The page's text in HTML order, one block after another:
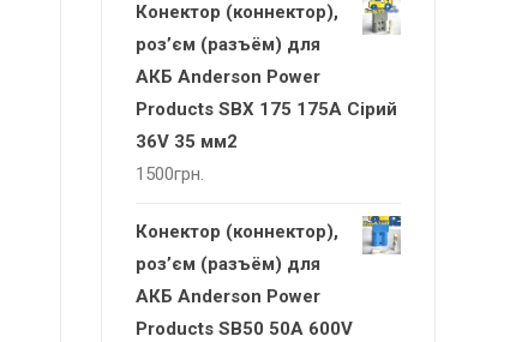
Конектор (коннектор),
роз’єм (разъём) для
АКБ Anderson Power
Products SBX 175 175А Сірий
36V 35 мм2
1500грн.
Конектор (коннектор),
роз’єм (разъём) для
АКБ Anderson Power
Products SB50 50A 600V